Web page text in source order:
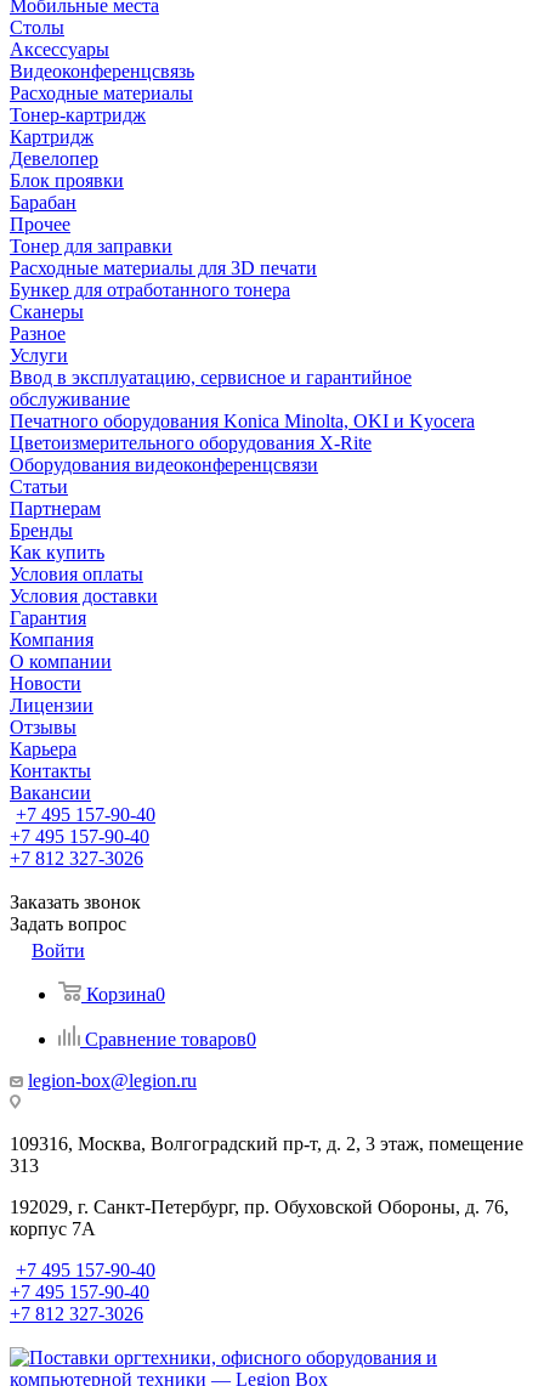
Мобильные места
Столы
Аксессуары
Видеоконференцсвязь
Расходные материалы
Тонер-картридж
Картридж
Девелопер
Блок проявки
Барабан
Прочее
Тонер для заправки
Расходные материалы для 3D печати
Бункер для отработанного тонера
Сканеры
Разное
Услуги
Ввод в эксплуатацию, сервисное и гарантийное
обслуживание
Печатного оборудования Konica Minolta, OKI и Kyocera
Цветоизмерительного оборудования X-Rite
Оборудования видеоконференцсвязи
Статьи
Партнерам
Бренды
Как купить
Условия оплаты
Условия доставки
Гарантия
Компания
О компании
Новости
Лицензии
Отзывы
Карьера
Контакты
Вакансии
+7 495 157-90-40
+7 495 157-90-40
+7 812 327-3026
Заказать звонок
Задать вопрос
Войти
Корзина0
Сравнение товаров0
legion-box@legion.ru
109316, Москва, Волгоградский пр-т, д. 2, 3 этаж, помещение
313
192029, г. Санкт-Петербург, пр. Обуховской Обороны, д. 76,
корпус 7А
+7 495 157-90-40
+7 495 157-90-40
+7 812 327-3026